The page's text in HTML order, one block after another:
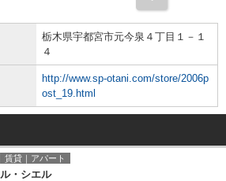
栃木県宇都宮市元今泉４丁目１－１
４
http://www.sp-otani.com/store/2006p
ost_19.html
賃貸｜アパート
ル・シエル